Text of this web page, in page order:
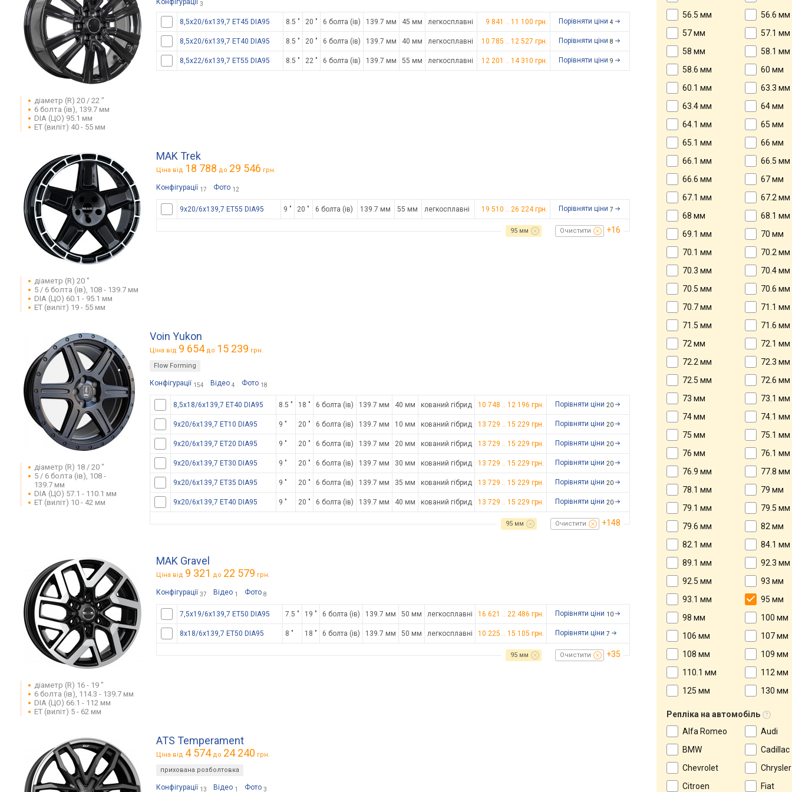
діаметр (R) 20 / 22 "
6 болта (ів), 139.7 мм
DIA (ЦО) 95.1 мм
ET (виліт) 40 - 55 мм
3
8,5x20/6x139,7 ET45 DIA95 8.5 " 20 " 6 болта (ів) 139.7 мм 45 мм легкосплавні 9 841 11 100 грн. Порівняти ціни 4
8,5x20/6x139,7 ET40 DIA95 8.5 " 20 " 6 болта (ів) 139.7 мм 40 мм легкосплавні 10 785 12 527 грн. Порівняти ціни 8
8,5x22/6x139,7 ET55 DIA95 8.5 " 22 " 6 болта (ів) 139.7 мм 55 мм легкосплавні 12 201 14 310 грн. Порівняти ціни 9
діаметр (R) 20 "
5 / 6 болта (ів), 108 - 139.7 мм
DIA (ЦО) 60.1 - 95.1 мм
ET (виліт) 19 - 55 мм
MAK Trek
Ціна від 18 788 до 29 546 грн.
Конфігурації 17 Фото 12
9x20/6x139,7 ET55 DIA95 9 " 20 " 6 болта (ів) 139.7 мм 55 мм легкосплавні 19 510 26 224грн. Порівняти ціни 7
95 мм Очистити +16
діаметр (R) 18 / 20 "
5 / 6 болта (ів), 108 -
139.7 мм
DIA (ЦО) 57.1 - 110.1 мм
ET (виліт) 10 - 42 мм
Voin Yukon
Ціна від 9 654до 15 239 грн.
Flow Forming
Конфігурації 154 Відео 4 Фото 18
8,5x18/6x139,7 ET40 DIA95 8.5 " 18 " 6 болта (ів) 139.7 мм 40 мм кований гібрид 10 748 12 196 грн. Порівняти ціни 20
9x20/6x139,7 ET10 DIA95 9 " 20 " 6 болта (ів) 139.7 мм 10 мм кований гібрид 13 729 15 229 грн. Порівняти ціни 20
9x20/6x139,7 ET20 DIA95 9 " 20 " 6 болта (ів) 139.7 мм 20 мм кований гібрид 13 729 15 229 грн. Порівняти ціни 20
9x20/6x139,7 ET30 DIA95 9 " 20 " 6 болта (ів) 139.7 мм 30 мм кований гібрид 13 729 15 229 грн. Порівняти ціни 20
9x20/6x139,7 ET35 DIA95 9 " 20 " 6 болта (ів) 139.7 мм 35 мм кований гібрид 13 729 15 229 грн. Порівняти ціни 20
9x20/6x139,7 ET40 DIA95 9 " 20 " 6 болта (ів) 139.7 мм 40 мм кований гібрид 13 729 15 229 грн. Порівняти ціни 20
95 мм Очистити +148
діаметр (R) 16 - 19 "
6 болта (ів), 114.3 - 139.7 мм
DIA (ЦО) 66.1 - 112 мм
ET (виліт) 5 - 62 мм
MAK Gravel
Ціна від 9 321 до 22 579 грн.
Конфігурації 37 Відео 1 Фото 8
7,5x19/6x139,7 ET50 DIA95 7.5 " 19 " 6 болта (ів) 139.7 мм 50 мм легкосплавні 16 621 22 486 грн. Порівняти ціни 10
8x18/6x139,7 ET50 DIA95 8 " 18 " 6 болта (ів) 139.7 мм 50 мм легкосплавні 10 225 15 105 грн. Порівняти ціни 7
95 мм Очистити +35
ATS Temperament
Ціна від 4 574до 24 240 грн.
прихована розболтовка
Конфігурації 13 Відео 1 Фото 3
56.5 мм
56.6 мм
57 мм
57.1 мм
58 мм
58.1 мм
58.6 мм
60 мм
60.1 мм
63.3 мм
63.4 мм
64 мм
64.1 мм
65 мм
65.1 мм
66 мм
66.1 мм
66.5 мм
66.6 мм
67 мм
67.1 мм
67.2 мм
68 мм
68.1 мм
69.1 мм
70 мм
70.1 мм
70.2 мм
70.3 мм
70.4 мм
70.5 мм
70.6 мм
70.7 мм
71.1 мм
71.5 мм
71.6 мм
72 мм
72.1 мм
72.2 мм
72.3 мм
72.5 мм
72.6 мм
73 мм
73.1 мм
74 мм
74.1 мм
75 мм
75.1 мм
76 мм
76.1 мм
76.9 мм
77.8 мм
78.1 мм
79 мм
79.1 мм
79.5 мм
79.6 мм
82 мм
82.1 мм
84.1 мм
89.1 мм
92.3 мм
92.5 мм
93 мм
93.1 мм
95 мм
98 мм
100 мм
106 мм
107 мм
108 мм
109 мм
110.1 мм
112 мм
125 мм
130 мм
Репліка на автомобіль
Alfa Romeo
Audi
BMW
Cadillac
Chevrolet
Chrysler
Citroen
Fiat